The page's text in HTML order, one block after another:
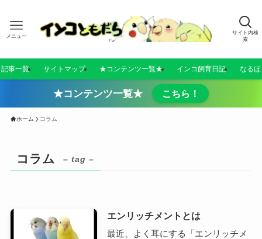
サイト内検
索
メニュー
事一覧 サイトマップ ★コンテンツ一覧★ インコ飼育日記 なる
★コンテンツ一覧★ こちら！
ホーム コラム
コラム – tag –
エンリッチメントとは
最近、よく耳にする「エンリッチメ